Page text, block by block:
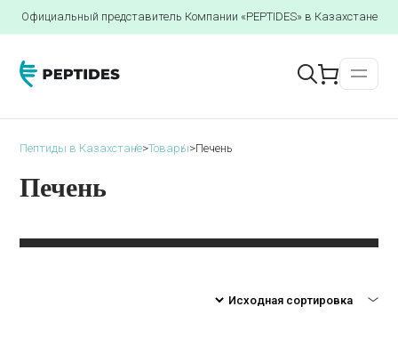
Официальный представитель Компании «PEPTIDES» в Казахстане
Пептиды в Казахстане>Товары>Печень
Печень